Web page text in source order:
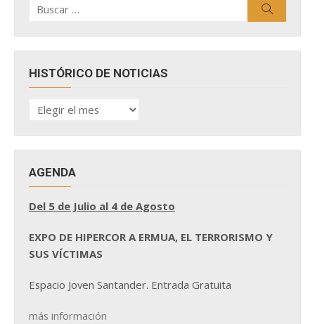
por:
HISTÓRICO DE NOTICIAS
HISTÓRICO
DE
AGENDA
Del 5 de Julio al 4 de Agosto
EXPO DE HIPERCOR A ERMUA, EL TERRORISMO Y
SUS VÍCTIMAS
Espacio Joven Santander. Entrada Gratuita
más información